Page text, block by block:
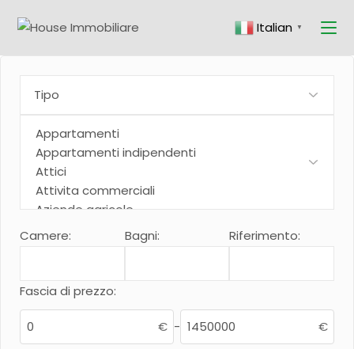
the Italian ▼
Camere: Bagni: Riferimento:
Fascia di prezzo:
€ - €